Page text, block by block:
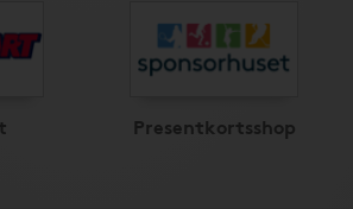
Presentkortsshop